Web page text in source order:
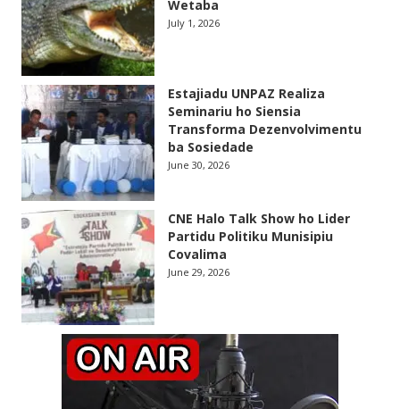
Wetaba
July 1, 2026
Estajiadu UNPAZ Realiza
Seminariu ho Siensia
Transforma Dezenvolvimentu
ba Sosiedade
June 30, 2026
CNE Halo Talk Show ho Lider
Partidu Politiku Munisipiu
Covalima
June 29, 2026